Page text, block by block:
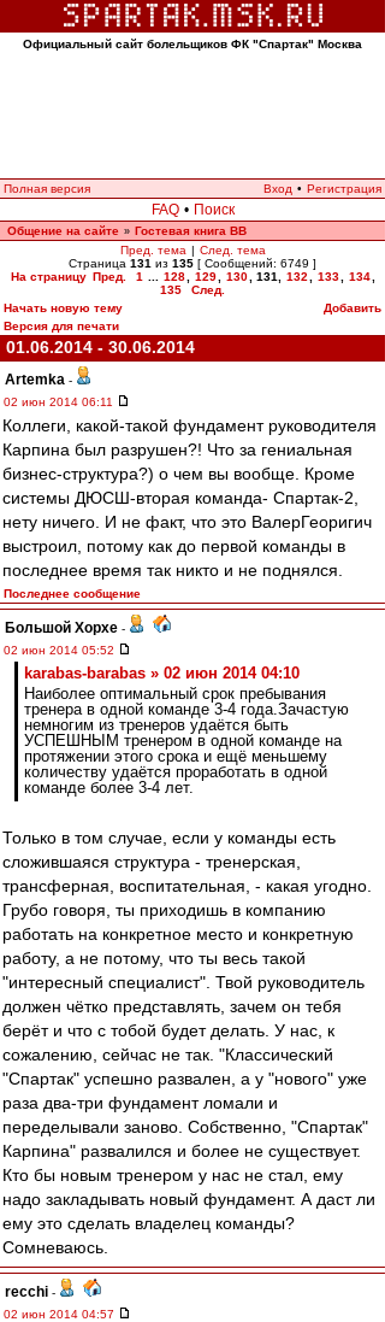
Официальный сайт болельщиков ФК "Спартак" Москва
Полная версия Вход • Регистрация
FAQ • Поиск
Общение на сайте » Гостевая книга ВВ
Пред. тема | След. тема
Страница 131 из 135 [ Сообщений: 6749 ]
На страницу Пред. 1 128 129 130 131 132 133 134
135
След.
Начать новую тему
Добавить
Версия для печати
01.06.2014 - 30.06.2014
Artemka -
02 июн 2014 06:11
Коллеги, какой-такой фундамент руководителя
Карпина был разрушен?! Что за гениальная
бизнес-структура?) о чем вы вообще. Кроме
системы ДЮСШ-вторая команда- Спартак-2,
нету ничего. И не факт, что это ВалерГеоригич
выстроил, потому как до первой команды в
последнее время так никто и не поднялся.
Последнее сообщение
Большой Хорхе -
02 июн 2014 05:52
karabas-barabas » 02 июн 2014 04:10
Наиболее оптимальный срок пребывания
тренера в одной команде 3-4 года.Зачастую
немногим из тренеров удаётся быть
УСПЕШНЫМ тренером в одной команде на
протяжении этого срока и ещё меньшему
количеству удаётся проработать в одной
команде более 3-4 лет.
Только в том случае, если у команды есть
сложившаяся структура - тренерская,
трансферная, воспитательная, - какая угодно.
Грубо говоря, ты приходишь в компанию
работать на конкретное место и конкретную
работу, а не потому, что ты весь такой
"интересный специалист". Твой руководитель
должен чётко представлять, зачем он тебя
берёт и что с тобой будет делать. У нас, к
сожалению, сейчас не так. "Классический
"Спартак" успешно развален, а у "нового" уже
раза два-три фундамент ломали и
переделывали заново. Собственно, "Спартак"
Карпина" развалился и более не существует.
Кто бы новым тренером у нас не стал, ему
надо закладывать новый фундамент. А даст ли
ему это сделать владелец команды?
Сомневаюсь.
recchi -
02 июн 2014 04:57